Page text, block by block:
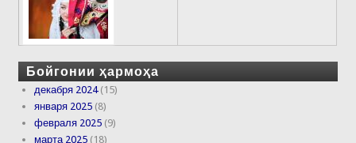
Бойгонии ҳармоҳа
декабря 2024(15)
января 2025 (8)
февраля 2025 (9)
марта 2025 (18)